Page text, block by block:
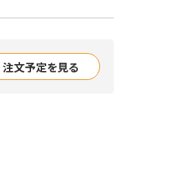
注文予定を見る